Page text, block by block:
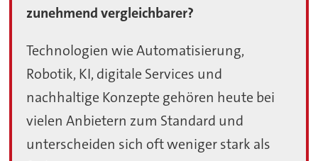
zunehmend vergleichbarer?
Technologien wie Automatisierung,
Robotik, KI, digitale Services und
nachhaltige Konzepte gehören heute bei
vielen Anbietern zum Standard und
unterscheiden sich oft weniger stark als